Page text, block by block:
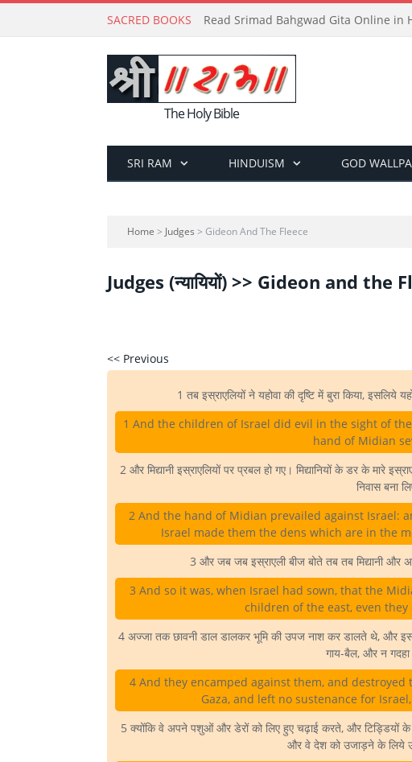
SACRED BOOKS Read Srimad Bahgwad Gita Online in
The Holy Bible
SRI RAM HINDUISM GOD
Home > Judges > Gideon And The Fleece
Judges (न्यायियों) >> Gideon and the
<< Previous
1 तब इस्राएलियों ने यहोवा की दृष्टि में बुरा किया, इसलिये
1 And the children of Israel did evil in the sight of
hand of Midian
2 और मिद्यानी इस्राएलियों पर प्रबल हो गए। मिद्यानियों के डर के मारे
निवास बना
2 And the hand of Midian prevailed against Israel:
Israel made them the dens which are in the
3 और जब जब इस्राएली बीज बोते तब तब मिद्यानी और
3 And so it was, when Israel had sown, that the
children of the east, even
4 अज्जा तक छावनी डाल डालकर भूमि की उपज नाश कर डालते थे, और
गाय-बैल, और न
4 And they encamped against them, and
Gaza, and left no sustenance for
5 क्योंकि वे अपने पशुओं और डेरों को लिए हुए चढ़ाई करते, और
और वे देश को उजाड़ने के लिये